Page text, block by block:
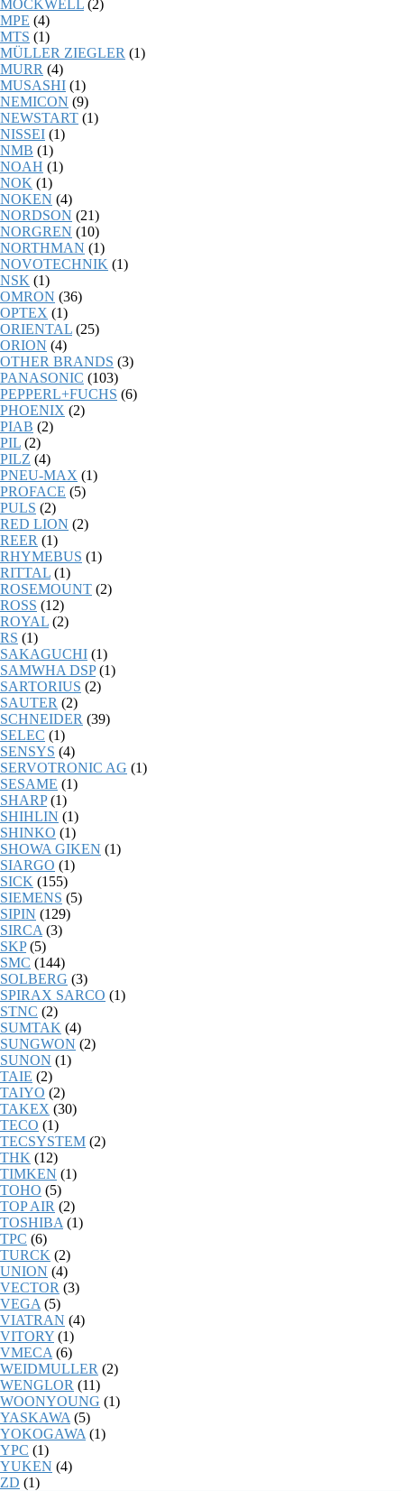
MOCKWELL (2)
MPE (4)
MTS (1)
MÜLLER ZIEGLER (1)
MURR (4)
MUSASHI (1)
NEMICON (9)
NEWSTART (1)
NISSEI (1)
NMB (1)
NOAH (1)
NOK (1)
NOKEN (4)
NORDSON (21)
NORGREN (10)
NORTHMAN (1)
NOVOTECHNIK (1)
NSK (1)
OMRON (36)
OPTEX (1)
ORIENTAL (25)
ORION (4)
OTHER BRANDS (3)
PANASONIC (103)
PEPPERL+FUCHS (6)
PHOENIX (2)
PIAB (2)
PIL (2)
PILZ (4)
PNEU-MAX (1)
PROFACE (5)
PULS (2)
RED LION (2)
REER (1)
RHYMEBUS (1)
RITTAL (1)
ROSEMOUNT (2)
ROSS (12)
ROYAL (2)
RS (1)
SAKAGUCHI (1)
SAMWHA DSP (1)
SARTORIUS (2)
SAUTER (2)
SCHNEIDER (39)
SELEC (1)
SENSYS (4)
SERVOTRONIC AG (1)
SESAME (1)
SHARP (1)
SHIHLIN (1)
SHINKO (1)
SHOWA GIKEN (1)
SIARGO (1)
SICK (155)
SIEMENS (5)
SIPIN (129)
SIRCA (3)
SKP (5)
SMC (144)
SOLBERG (3)
SPIRAX SARCO (1)
STNC (2)
SUMTAK (4)
SUNGWON (2)
SUNON (1)
TAIE (2)
TAIYO (2)
TAKEX (30)
TECO (1)
TECSYSTEM (2)
THK (12)
TIMKEN (1)
TOHO (5)
TOP AIR (2)
TOSHIBA (1)
TPC (6)
TURCK (2)
UNION (4)
VECTOR (3)
VEGA (5)
VIATRAN (4)
VITORY (1)
VMECA (6)
WEIDMULLER (2)
WENGLOR (11)
WOONYOUNG (1)
YASKAWA (5)
YOKOGAWA (1)
YPC (1)
YUKEN (4)
ZD (1)